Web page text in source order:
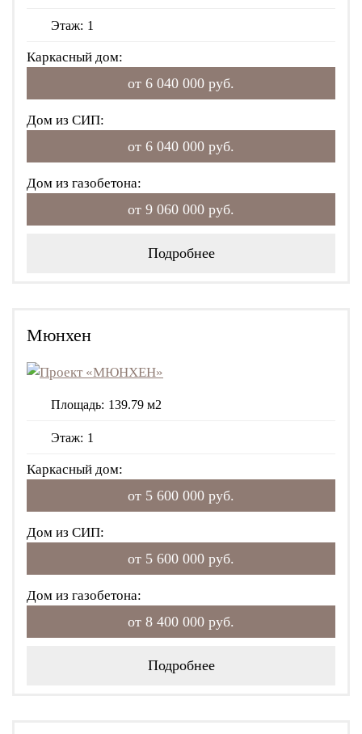
Этаж: 1
Каркасный дом:
от 6 040 000 руб.
Дом из СИП:
от 6 040 000 руб.
Дом из газобетона:
от 9 060 000 руб.
Подробнее
Мюнхен
Площадь: 139.79 м2
Этаж: 1
Каркасный дом:
от 5 600 000 руб.
Дом из СИП:
от 5 600 000 руб.
Дом из газобетона:
от 8 400 000 руб.
Подробнее